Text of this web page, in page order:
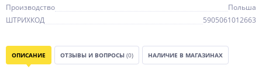
Производство
Польша
ШТРИХКОД
5905061012663
ОПИСАНИЕ ОТЗЫВЫ И ВОПРОСЫ (0) НАЛИЧИЕ В МАГАЗИНАХ